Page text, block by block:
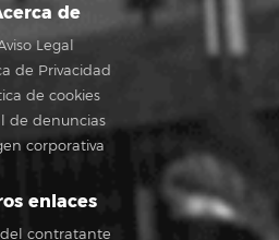
de
Legal
de Privacidad
de cookies
de denuncias
corporativa
enlaces
contratante